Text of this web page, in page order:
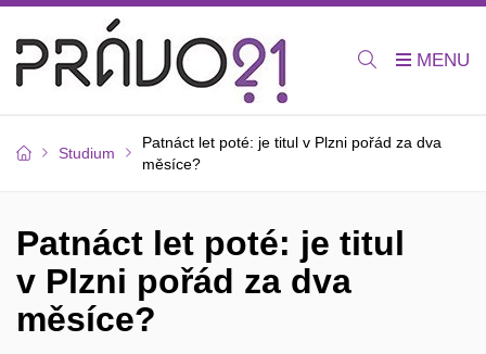
Studium
Patnáct let poté: je titul v Plzni pořád za dva
měsíce?
Patnáct let poté: je titul
v Plzni pořád za dva
měsíce?